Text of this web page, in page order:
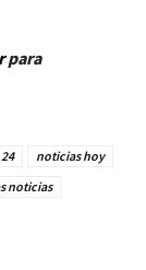
para
noticias hoy
noticias